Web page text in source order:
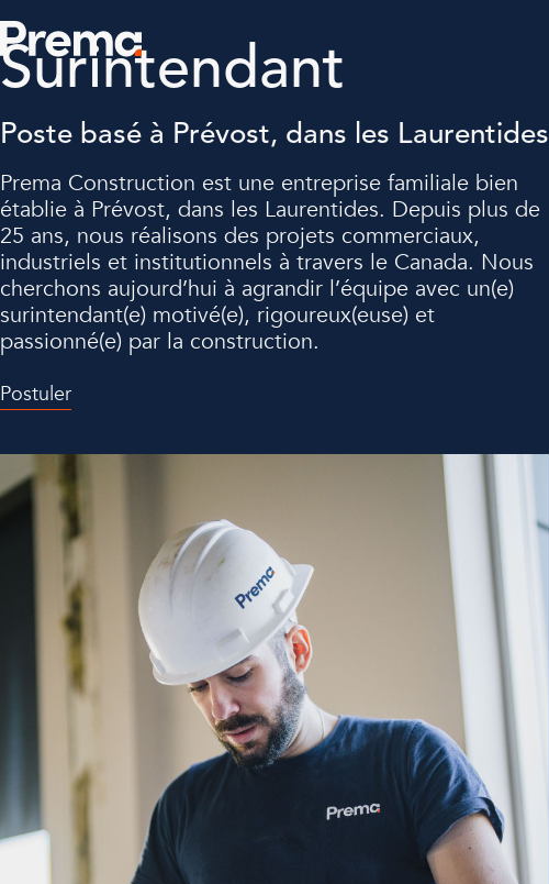
Surintendant
Poste basé à Prévost, dans les Laurentides
Prema Construction est une entreprise familiale bien
établie à Prévost, dans les Laurentides. Depuis plus de
25 ans, nous réalisons des projets commerciaux,
industriels et institutionnels à travers le Canada. Nous
cherchons aujourd’hui à agrandir l’équipe avec un(e)
surintendant(e) motivé(e), rigoureux(euse) et
passionné(e) par la construction.
Postuler